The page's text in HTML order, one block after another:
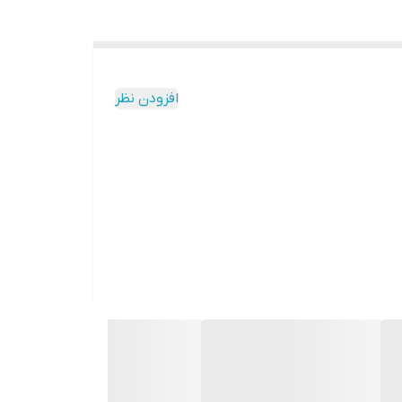
افزودن نظر